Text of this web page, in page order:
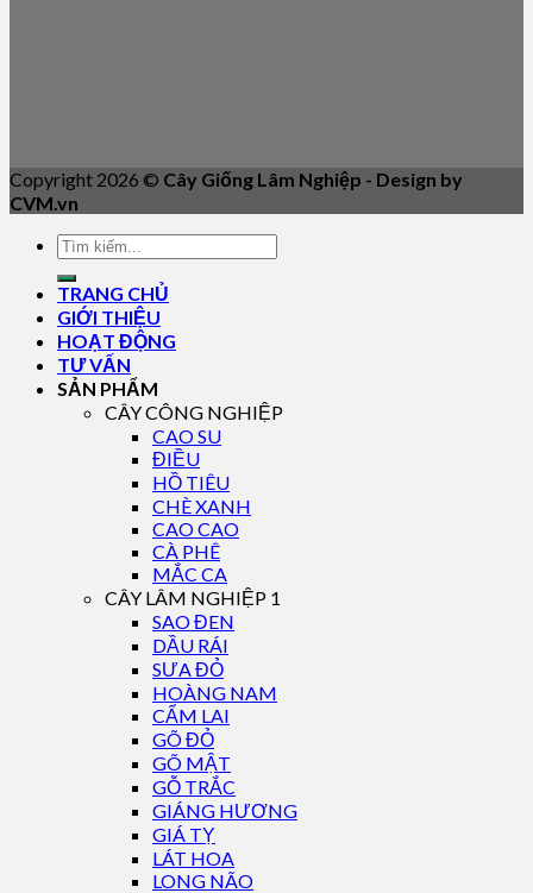
Copyright 2026 © Cây Giống Lâm Nghiệp - Design by
CVM.vn
TRANG CHỦ
GIỚI THIỆU
HOẠT ĐỘNG
TƯ VẤN
SẢN PHẨM
CÂY CÔNG NGHIỆP
CAO SU
ĐIỀU
HỒ TIÊU
CHÈ XANH
CAO CAO
CÀ PHÊ
MẮC CA
CÂY LÂM NGHIỆP 1
SAO ĐEN
DẦU RÁI
SƯA ĐỎ
HOÀNG NAM
CẨM LAI
GÕ ĐỎ
GÕ MẬT
GỖ TRẮC
GIÁNG HƯƠNG
GIÁ TỴ
LÁT HOA
LONG NÃO